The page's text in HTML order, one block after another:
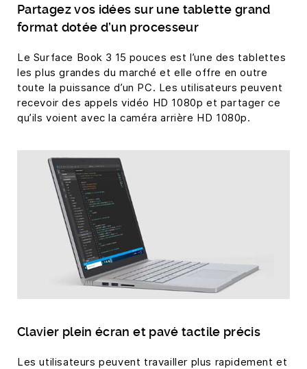
Partagez vos idées sur une tablette grand
format dotée d’un processeur
Le Surface Book 3 15 pouces est l’une des tablettes
les plus grandes du marché et elle offre en outre
toute la puissance d’un PC. Les utilisateurs peuvent
recevoir des appels vidéo HD 1080p et partager ce
qu’ils voient avec la caméra arrière HD 1080p.
Clavier plein écran et pavé tactile précis
Les utilisateurs peuvent travailler plus rapidement et